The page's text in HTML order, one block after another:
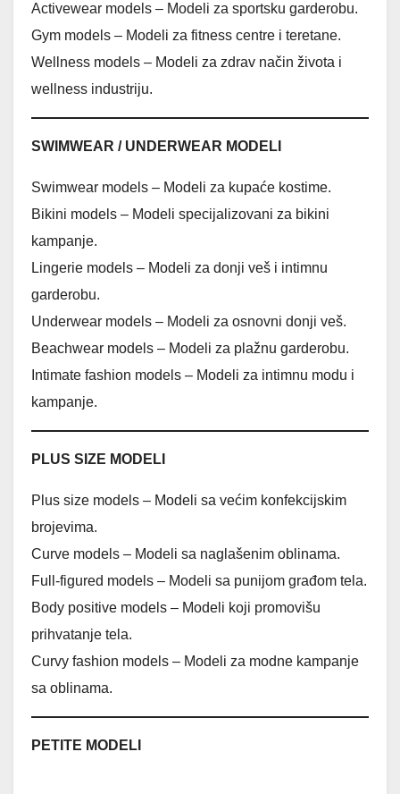
Activewear models – Modeli za sportsku garderobu.
Gym models – Modeli za fitness centre i teretane.
Wellness models – Modeli za zdrav način života i
wellness industriju.
SWIMWEAR / UNDERWEAR MODELI
Swimwear models – Modeli za kupaće kostime.
Bikini models – Modeli specijalizovani za bikini
kampanje.
Lingerie models – Modeli za donji veš i intimnu
garderobu.
Underwear models – Modeli za osnovni donji veš.
Beachwear models – Modeli za plažnu garderobu.
Intimate fashion models – Modeli za intimnu modu i
kampanje.
PLUS SIZE MODELI
Plus size models – Modeli sa većim konfekcijskim
brojevima.
Curve models – Modeli sa naglašenim oblinama.
Full-figured models – Modeli sa punijom građom tela.
Body positive models – Modeli koji promovišu
prihvatanje tela.
Curvy fashion models – Modeli za modne kampanje
sa oblinama.
PETITE MODELI